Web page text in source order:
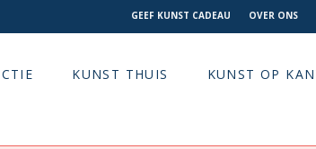
GEEF KUNST CADEAU OVER ONS
KUNST THUIS KUNST OP